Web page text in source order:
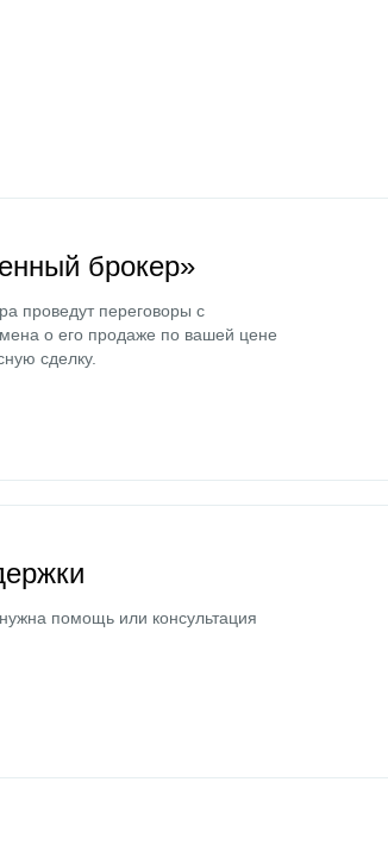
брокер»
проведут переговоры с
о его продаже по вашей цене
сделку.
помощь или консультация